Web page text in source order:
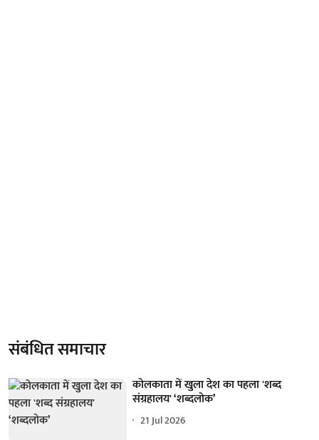
संबंधित समाचार
कोलकाता में खुला देश का पहला 'शब्द
संग्रहालय' ‘शब्दलोक’
21 Jul 2026